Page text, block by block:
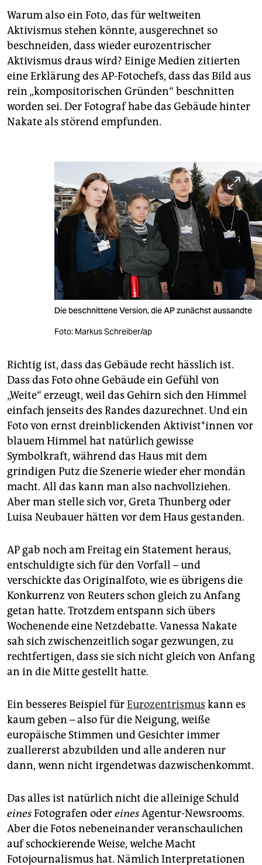
Warum also ein Foto, das für weltweiten
Aktivismus stehen könnte, ausgerechnet so
beschneiden, dass wieder eurozentrischer
Aktivismus draus wird? Einige Medien zitierten
eine Erklärung des AP-Fotochefs, dass das Bild aus
rein „kompositorischen Gründen“ beschnitten
worden sei. Der Fotograf habe das Gebäude hinter
Nakate als störend empfunden.
Die beschnittene Version, die AP zunächst aussandte
Foto: Markus Schreiber/ap
Richtig ist, dass das Gebäude recht hässlich ist.
Dass das Foto ohne Gebäude ein Gefühl von
„Weite“ erzeugt, weil das Gehirn sich den Himmel
einfach jenseits des Randes dazurechnet. Und ein
Foto von ernst dreinblickenden Aktivist*innen vor
blauem Himmel hat natürlich gewisse
Symbolkraft, während das Haus mit dem
grindigen Putz die Szenerie wieder eher mondän
macht. All das kann man also nachvollziehen.
Aber man stelle sich vor, Greta Thunberg oder
Luisa Neubauer hätten vor dem Haus gestanden.
AP gab noch am Freitag ein Statement heraus,
entschuldigte sich für den Vorfall – und
verschickte das Originalfoto, wie es übrigens die
Konkurrenz von Reuters schon gleich zu Anfang
getan hatte. Trotzdem entspann sich übers
Wochenende eine Netzdebatte. Vanessa Nakate
sah sich zwischenzeitlich sogar gezwungen, zu
rechtfertigen, dass sie sich nicht gleich von Anfang
an in die Mitte gestellt hatte.
Ein besseres Beispiel fürEurozentrismus kann es
kaum geben – also für die Neigung, weiße
europäische Stimmen und Gesichter immer
zuallererst abzubilden und alle anderen nur
dann, wenn nicht irgendetwas dazwischenkommt.
Das alles ist natürlich nicht die alleinige Schuld
einesFotografen odereinesAgentur-Newsrooms.
Aber die Fotos nebeneinander veranschaulichen
auf schockierende Weise, welche Macht
Fotojournalismus hat. Nämlich Interpretationen